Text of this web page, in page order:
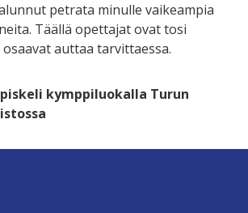
petrata minulle vaikeampia
Täällä opettajat ovat tosi
auttaa tarvittaessa.
kymppiluokalla Turun